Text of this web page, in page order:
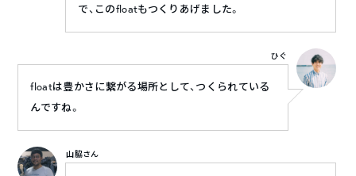
で、このfloatもつくりあげました。
floatは豊かさに繋がる場所として、つくられている
んですね。
ひぐ
山脇さん